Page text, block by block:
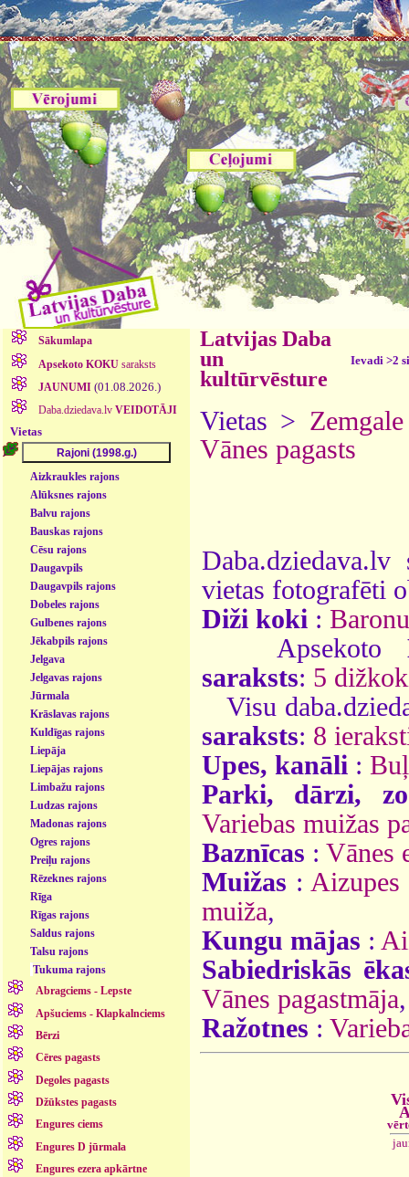
Sākumlapa
Apsekoto KOKUsaraksts
JAUNUMI (01.08.2026.)
Daba.dziedava.lv VEIDOTĀJI
Vietas
Aizkraukles rajons
Alūksnes rajons
Balvu rajons
Bauskas rajons
Cēsu rajons
Daugavpils
Daugavpils rajons
Dobeles rajons
Gulbenes rajons
Jēkabpils rajons
Jelgava
Jelgavas rajons
Jūrmala
Krāslavas rajons
Kuldīgas rajons
Liepāja
Liepājas rajons
Limbažu rajons
Ludzas rajons
Madonas rajons
Ogres rajons
Preiļu rajons
Rēzeknes rajons
Rīga
Rīgas rajons
Saldus rajons
Talsu rajons
Tukuma rajons
Abragciems - Lepste
Apšuciems - Klapkalnciems
Bērzi
Cēres pagasts
Degoles pagasts
Džūkstes pagasts
Engures ciems
Engures D jūrmala
Engures ezera apkārtne
Latvijas Daba
un
kultūrvēsture
Ievadi >2
Vietas > Zemgale
Vānes pagasts
vietas fotografēti
Diži koki :
Apsekoto
saraksts: 5
Visu
saraksts: 8
Upes, kanāli :
Parki, dārzi,
Variebas muižas
Baznīcas : Vānes
Muižas : Aizupes
muiža,
Kungu mājas :
Sabiedriskās
Vānes pagastmāja,
Ražotnes :